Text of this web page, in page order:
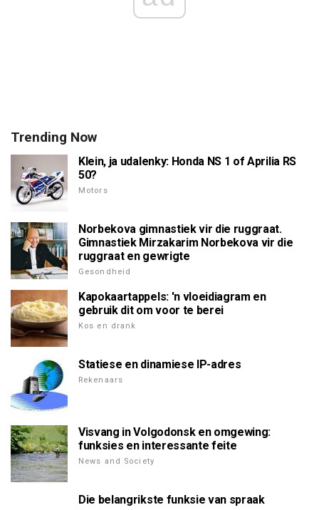
Trending Now
Klein, ja udalenky: Honda NS 1 of Aprilia RS
50?
Motors
Norbekova gimnastiek vir die ruggraat.
Gimnastiek Mirzakarim Norbekova vir die
ruggraat en gewrigte
Gesondheid
Kapokaartappels: 'n vloeidiagram en
gebruik dit om voor te berei
Kos en drank
Statiese en dinamiese IP-adres
Rekenaars
Visvang in Volgodonsk en omgewing:
funksies en interessante feite
News and Society
Die belangrikste funksie van spraak